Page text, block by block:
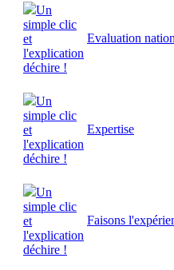
Un
simple clic
et
l'explication
déchire !
Evaluation
Un
simple clic
et
l'explication
déchire !
Expertise
Un
simple clic
et
l'explication
déchire !
Faisons